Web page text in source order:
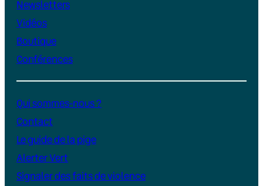
Newsletters
Vidéos
Boutique
Conférences
Qui sommes-nous ?
Contact
Le guide de la pige
Alerter Vert
Signaler des faits de violence